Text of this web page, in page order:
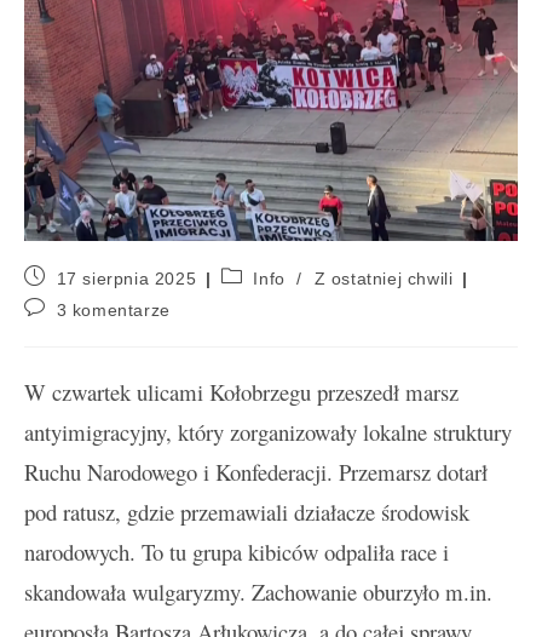
17 sierpnia 2025 Info /
Z ostatniej chwili
3 komentarze
W czwartek ulicami Kołobrzegu przeszedł marsz
antyimigracyjny, który zorganizowały lokalne struktury
Ruchu Narodowego i Konfederacji. Przemarsz dotarł
pod ratusz, gdzie przemawiali działacze środowisk
narodowych. To tu grupa kibiców odpaliła race i
skandowała wulgaryzmy. Zachowanie oburzyło m.in.